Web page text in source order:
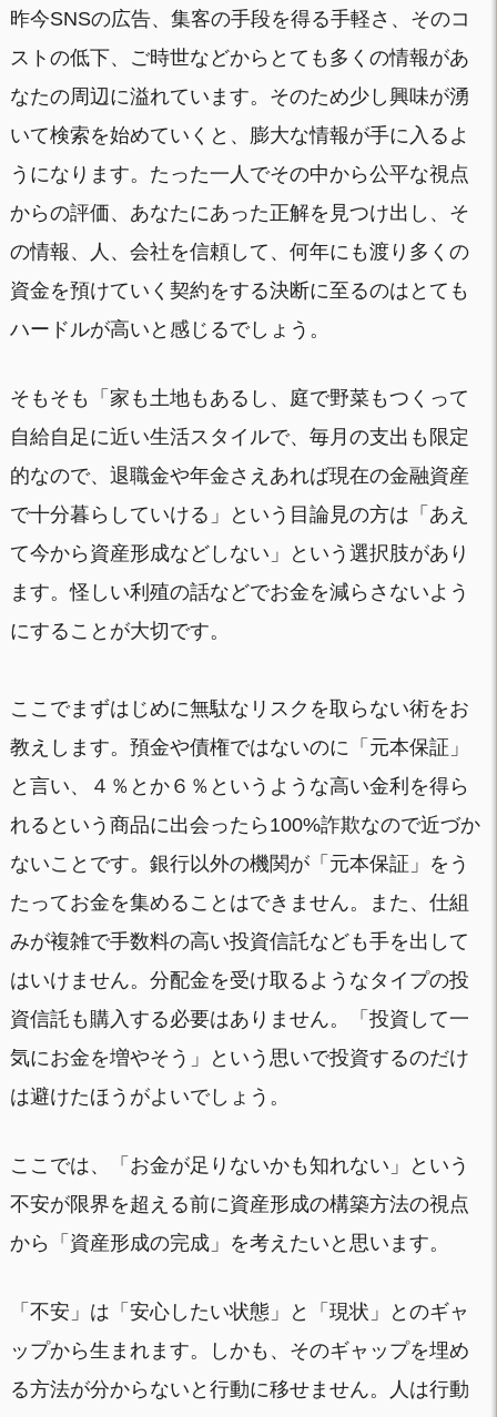
昨今SNSの広告、集客の手段を得る手軽さ、そのコ
ストの低下、ご時世などからとても多くの情報があ
なたの周辺に溢れています。そのため少し興味が湧
いて検索を始めていくと、膨大な情報が手に入るよ
うになります。たった一人でその中から公平な視点
からの評価、あなたにあった正解を見つけ出し、そ
の情報、人、会社を信頼して、何年にも渡り多くの
資金を預けていく契約をする決断に至るのはとても
ハードルが高いと感じるでしょう。
そもそも「家も土地もあるし、庭で野菜もつくって
自給自足に近い生活スタイルで、毎月の支出も限定
的なので、退職金や年金さえあれば現在の金融資産
で十分暮らしていける」という目論見の方は「あえ
て今から資産形成などしない」という選択肢があり
ます。怪しい利殖の話などでお金を減らさないよう
にすることが大切です。
ここでまずはじめに無駄なリスクを取らない術をお
教えします。預金や債権ではないのに「元本保証」
と言い、４％とか６％というような高い金利を得ら
れるという商品に出会ったら100%詐欺なので近づか
ないことです。銀行以外の機関が「元本保証」をう
たってお金を集めることはできません。また、仕組
みが複雑で手数料の高い投資信託なども手を出して
はいけません。分配金を受け取るようなタイプの投
資信託も購入する必要はありません。「投資して一
気にお金を増やそう」という思いで投資するのだけ
は避けたほうがよいでしょう。
ここでは、「お金が足りないかも知れない」という
不安が限界を超える前に資産形成の構築方法の視点
から「資産形成の完成」を考えたいと思います。
「不安」は「安心したい状態」と「現状」とのギャ
ップから生まれます。しかも、そのギャップを埋め
る方法が分からないと行動に移せません。人は行動